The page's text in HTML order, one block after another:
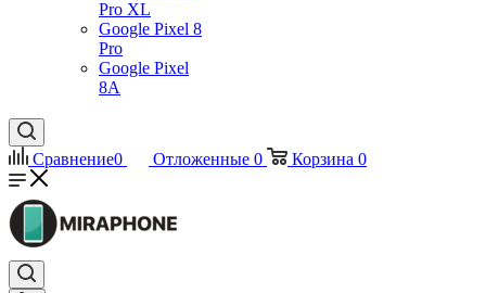
Pro XL
Google Pixel 8
Pro
Google Pixel
8A
Сравнение0 Отложенные 0 Корзина 0